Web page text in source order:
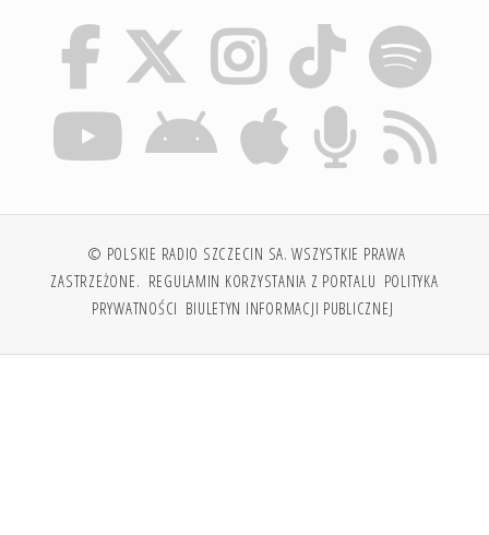
© POLSKIE RADIO SZCZECIN SA. WSZYSTKIE PRAWA
ZASTRZEŻONE. REGULAMIN KORZYSTANIA Z PORTALU POLITYKA
PRYWATNOŚCI BIULETYN INFORMACJI PUBLICZNEJ